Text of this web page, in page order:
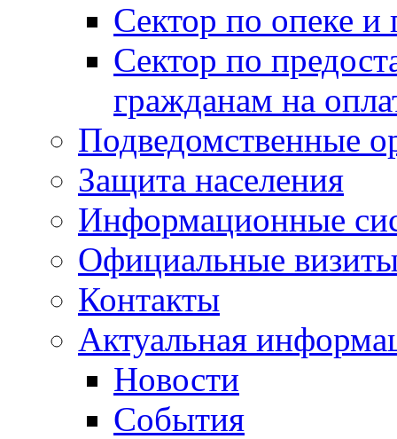
Сектор по опеке и
Сектор по
гражданам на
Подведомственные
Защита населения
Информационные
Официальные
Контакты
Актуальная
Новости
События